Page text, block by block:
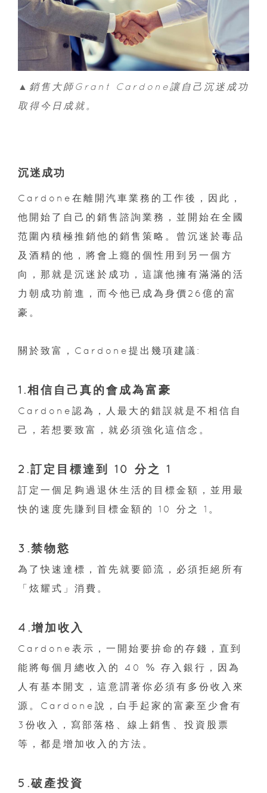
▲銷售大師Grant Cardone讓自己沉迷成功
取得今日成就。
沉迷成功
Cardone在離開汽車業務的工作後，因此，
他開始了自己的銷售諮詢業務，並開始在全國
范圍內積極推銷他的銷售策略。曾沉迷於毒品
及酒精的他，將會上癮的個性用到另一個方
向，那就是沉迷於成功，這讓他擁有滿滿的活
力朝成功前進，而今他已成為身價26億的富
豪。
關於致富，Cardone提出幾項建議:
1.相信自己真的會成為富豪
Cardone認為，人最大的錯誤就是不相信自
己，若想要致富，就必須強化這信念。
2.訂定目標達到 10 分之 1
訂定一個足夠過退休生活的目標金額，並用最
快的速度先賺到目標金額的 10 分之 1。
3.禁物慾
為了快速達標，首先就要節流，必須拒絕所有
「炫耀式」消費。
4.增加收入
Cardone表示，一開始要拚命的存錢，直到
能將每個月總收入的 40 % 存入銀行，因為
人有基本開支，這意謂著你必須有多份收入來
源。Cardone說，白手起家的富豪至少會有
3份收入，寫部落格、線上銷售、投資股票
等，都是增加收入的方法。
5.破產投資